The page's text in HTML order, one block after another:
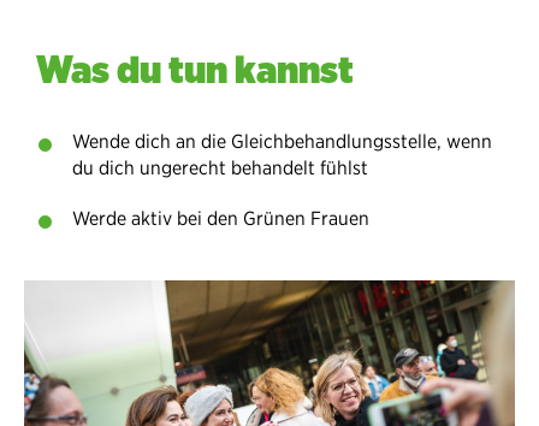
Was du tun kannst
Wende dich an die Gleichbehandlungsstelle, wenn
du dich ungerecht behandelt fühlst
Werde aktiv bei den Grünen Frauen